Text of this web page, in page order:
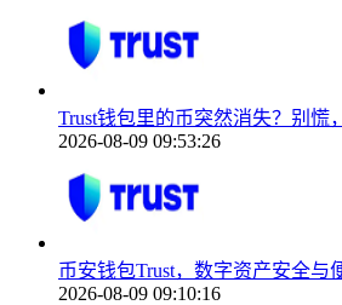
Trust钱包里的币突然消失？别慌
2026-08-09 09:53:26
币安钱包Trust，数字资产安全与
2026-08-09 09:10:16